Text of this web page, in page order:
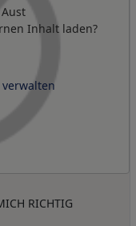
Inhalt laden?
RICHTIG